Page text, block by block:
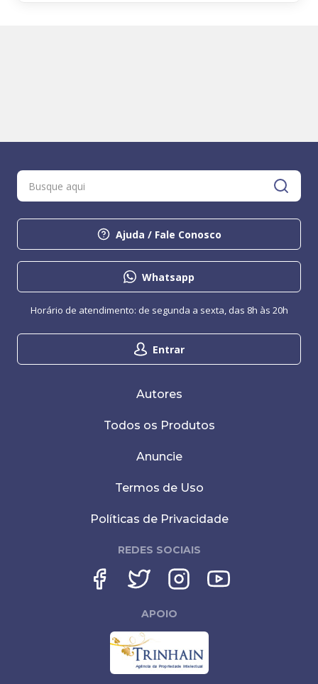
Ajuda / Fale Conosco
Whatsapp
Entrar
Horário de atendimento: de segunda a sexta, das 8h às 20h
Autores
Todos os Produtos
Anuncie
Termos de Uso
Políticas de Privacidade
REDES SOCIAIS
APOIO